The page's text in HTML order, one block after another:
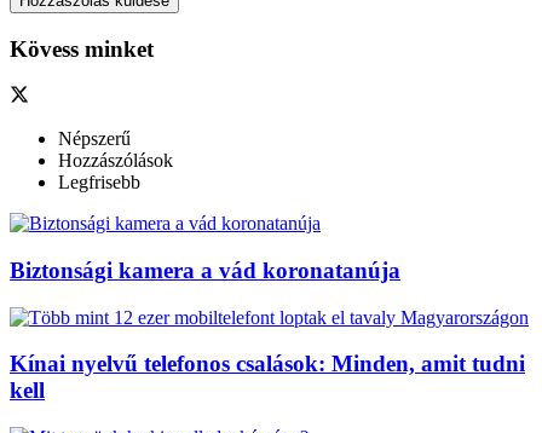
Kövess minket
Népszerű
Hozzászólások
Legfrisebb
Biztonsági kamera a vád koronatanúja
Kínai nyelvű telefonos csalások: Minden, amit tudni
kell